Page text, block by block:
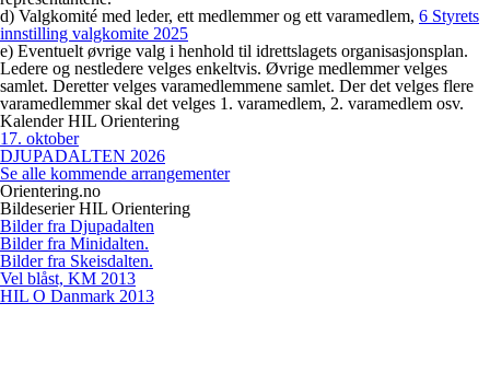
d) Valgkomité med leder, ett medlemmer og ett varamedlem, 6 Styrets
innstilling valgkomite 2025
e) Eventuelt øvrige valg i henhold til idrettslagets organisasjonsplan.
Ledere og nestledere velges enkeltvis. Øvrige medlemmer velges
samlet. Deretter velges varamedlemmene samlet. Der det velges flere
varamedlemmer skal det velges 1. varamedlem, 2. varamedlem osv.
Kalender HIL Orientering
17. oktober
DJUPADALTEN 2026
Se alle kommende arrangementer
Orientering.no
Bildeserier HIL Orientering
Bilder fra Djupadalten
Bilder fra Minidalten.
Bilder fra Skeisdalten.
Vel blåst, KM 2013
HIL O Danmark 2013